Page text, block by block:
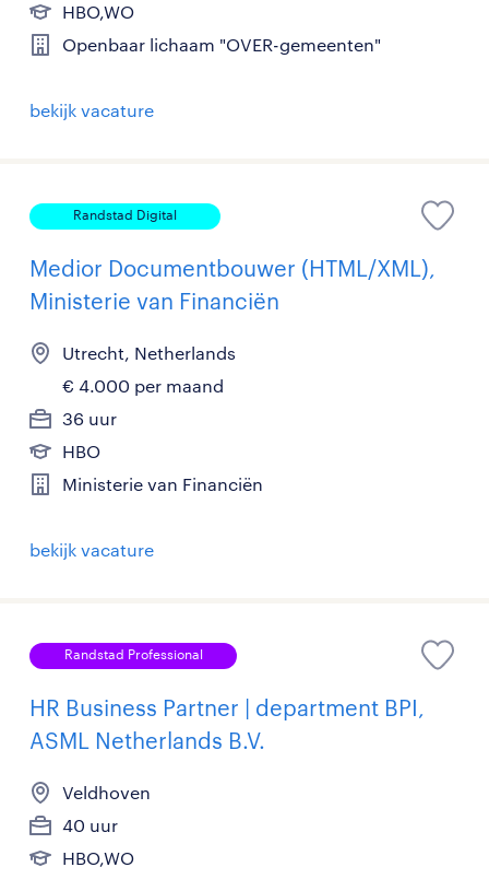
HBO,WO
Openbaar lichaam "OVER-gemeenten"
bekijk vacature
Randstad Digital
Medior Documentbouwer (HTML/XML),
Ministerie van Financiën
Utrecht, Netherlands
€ 4.000 per maand
36 uur
HBO
Ministerie van Financiën
bekijk vacature
Randstad Professional
HR Business Partner | department BPI,
ASML Netherlands B.V.
Veldhoven
40 uur
HBO,WO